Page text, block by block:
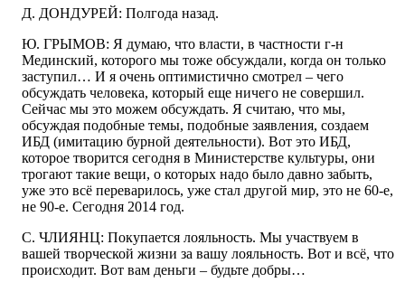
Д. ДОНДУРЕЙ: Полгода назад.
Ю. ГРЫМОВ: Я думаю, что власти, в частности г-н
Мединский, которого мы тоже обсуждали, когда он только
заступил… И я очень оптимистично смотрел – чего
обсуждать человека, который еще ничего не совершил.
Сейчас мы это можем обсуждать. Я считаю, что мы,
обсуждая подобные темы, подобные заявления, создаем
ИБД (имитацию бурной деятельности). Вот это ИБД,
которое творится сегодня в Министерстве культуры, они
трогают такие вещи, о которых надо было давно забыть,
уже это всё переварилось, уже стал другой мир, это не 60-е,
не 90-е. Сегодня 2014 год.
С. ЧЛИЯНЦ: Покупается лояльность. Мы участвуем в
вашей творческой жизни за вашу лояльность. Вот и всё, что
происходит. Вот вам деньги – будьте добры…